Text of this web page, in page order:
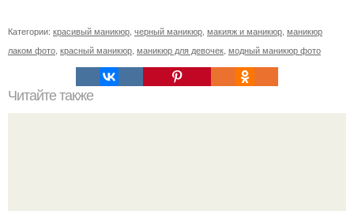
Категории: красивый маникюр черный маникюр макияж и маникюр маникюр
лаком фото красный маникюр маникюр для девочек модный маникюр фото
Читайте также